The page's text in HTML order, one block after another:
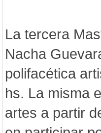
La tercera
Nacha
polifacética
hs. La misma
artes a partir